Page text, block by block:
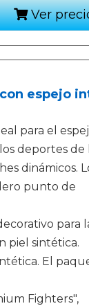
Ver
espejo
para el
deportes de
dinámicos.
punto de
para
piel sintética.
El
Fighters",